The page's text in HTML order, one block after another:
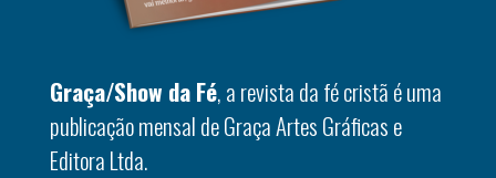
Graça/Show da Fé, a revista da fé cristã é uma
publicação mensal de Graça Artes Gráficas e
Editora Ltda.